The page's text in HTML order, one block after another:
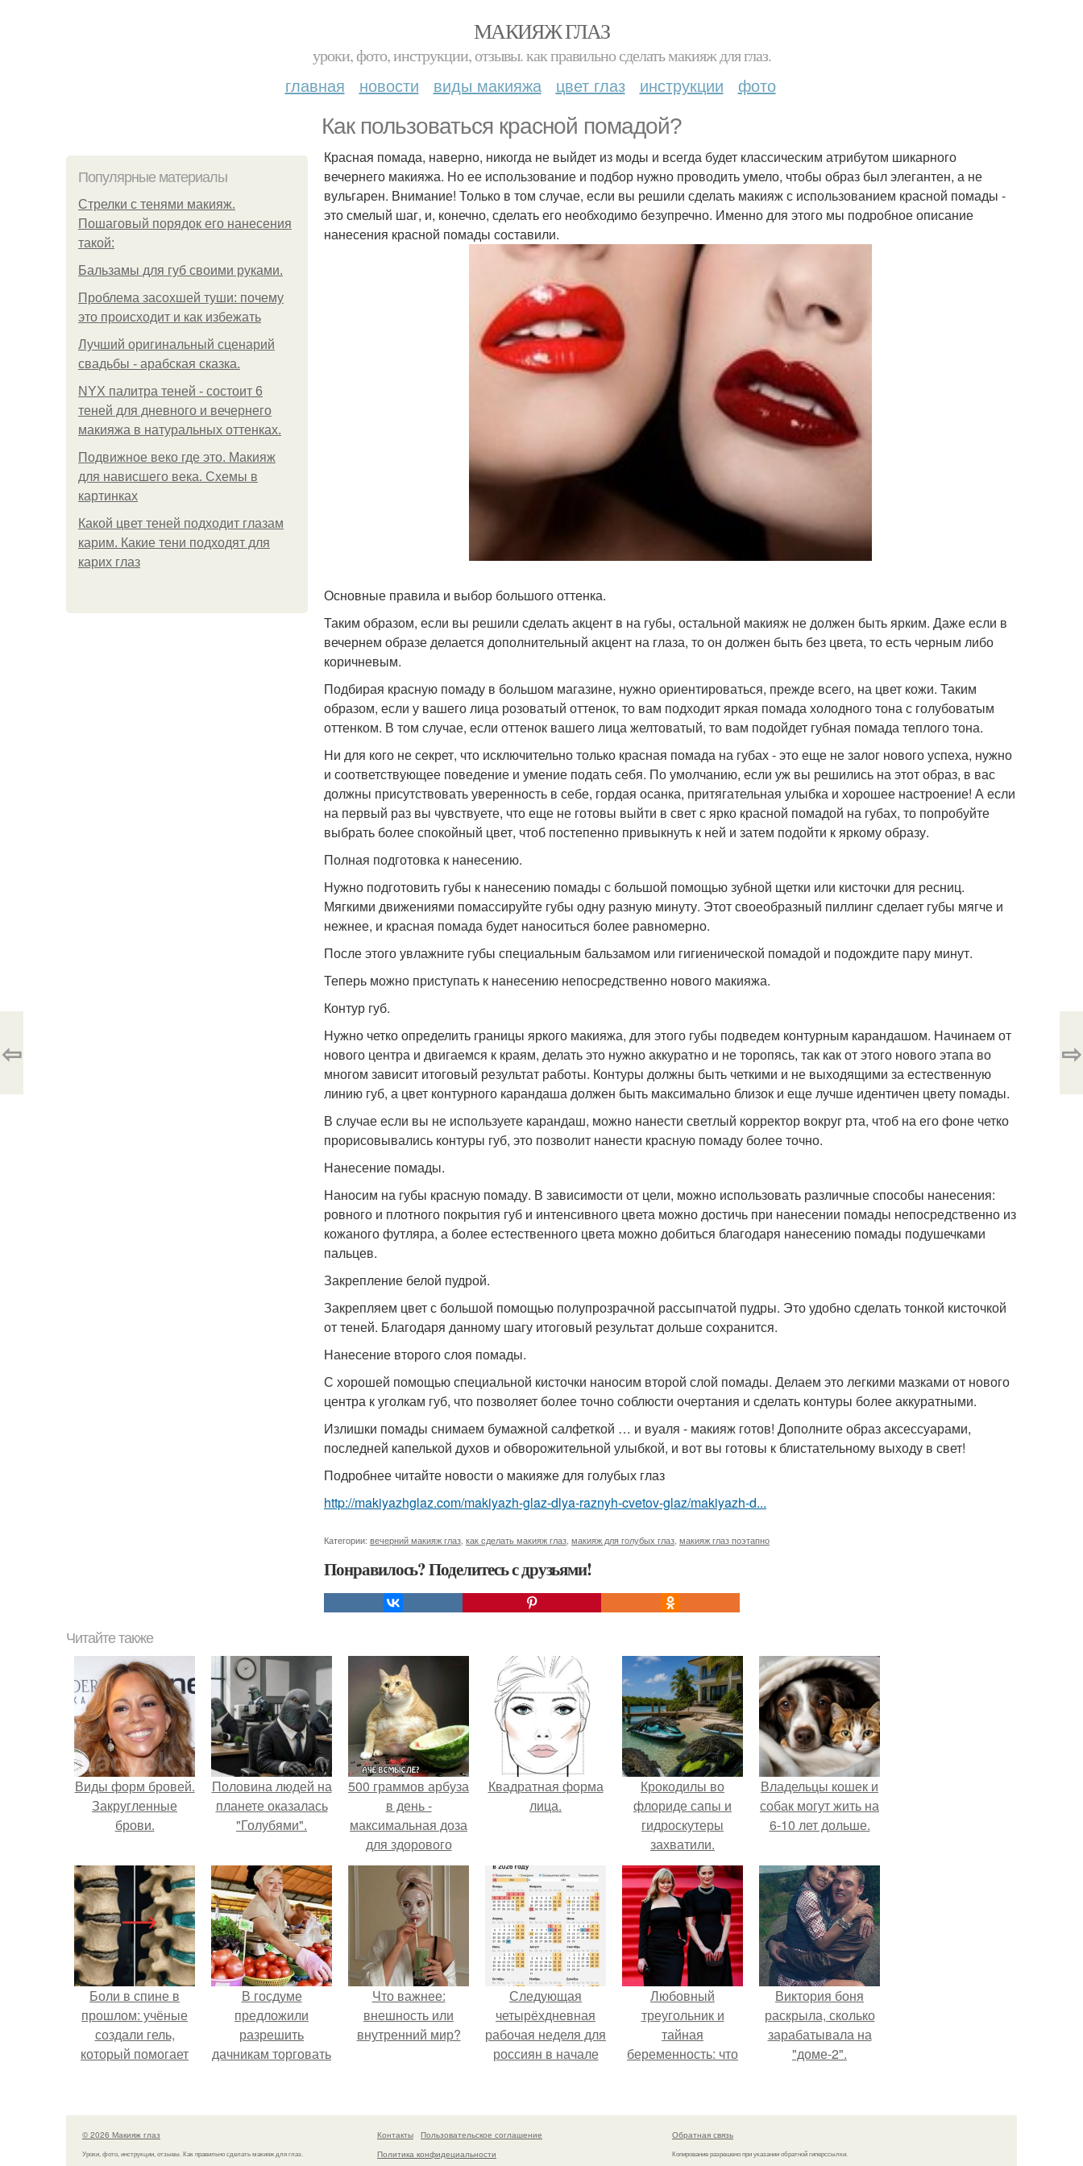
МАКИЯЖ ГЛАЗ
уроки, фото, инструкции, отзывы. как правильно сделать макияж для глаз.
главная новости виды макияжа цвет глаз инструкции фото
Как пользоваться красной помадой?
Популярные материалы
Стрелки с тенями макияж.
Пошаговый порядок его нанесения
такой:
Бальзамы для губ своими руками.
Проблема засохшей туши: почему
это происходит и как избежать
Лучший оригинальный сценарий
свадьбы - арабская сказка.
NYX палитра теней - состоит 6
теней для дневного и вечернего
макияжа в натуральных оттенках.
Подвижное веко где это. Макияж
для нависшего века. Схемы в
картинках
Какой цвет теней подходит глазам
карим. Какие тени подходят для
карих глаз
Красная помада, наверно, никогда не выйдет из моды и всегда будет классическим атрибутом шикарного
вечернего макияжа. Но ее использование и подбор нужно проводить умело, чтобы образ был элегантен, а не
вульгарен. Внимание! Только в том случае, если вы решили сделать макияж с использованием красной помады -
это смелый шаг, и, конечно, сделать его необходимо безупречно. Именно для этого мы подробное описание
нанесения красной помады составили.
Основные правила и выбор большого оттенка.
Таким образом, если вы решили сделать акцент в на губы, остальной макияж не должен быть ярким. Даже если в
вечернем образе делается дополнительный акцент на глаза, то он должен быть без цвета, то есть черным либо
коричневым.
Подбирая красную помаду в большом магазине, нужно ориентироваться, прежде всего, на цвет кожи. Таким
образом, если у вашего лица розоватый оттенок, то вам подходит яркая помада холодного тона с голубоватым
оттенком. В том случае, если оттенок вашего лица желтоватый, то вам подойдет губная помада теплого тона.
Ни для кого не секрет, что исключительно только красная помада на губах - это еще не залог нового успеха, нужно
и соответствующее поведение и умение подать себя. По умолчанию, если уж вы решились на этот образ, в вас
должны присутствовать уверенность в себе, гордая осанка, притягательная улыбка и хорошее настроение! А если
на первый раз вы чувствуете, что еще не готовы выйти в свет с ярко красной помадой на губах, то попробуйте
выбрать более спокойный цвет, чтоб постепенно привыкнуть к ней и затем подойти к яркому образу.
Полная подготовка к нанесению.
Нужно подготовить губы к нанесению помады с большой помощью зубной щетки или кисточки для ресниц.
Мягкими движениями помассируйте губы одну разную минуту. Этот своеобразный пиллинг сделает губы мягче и
нежнее, и красная помада будет наноситься более равномерно.
После этого увлажните губы специальным бальзамом или гигиенической помадой и подождите пару минут.
Теперь можно приступать к нанесению непосредственно нового макияжа.
Контур губ.
Нужно четко определить границы яркого макияжа, для этого губы подведем контурным карандашом. Начинаем от
нового центра и двигаемся к краям, делать это нужно аккуратно и не торопясь, так как от этого нового этапа во
многом зависит итоговый результат работы. Контуры должны быть четкими и не выходящими за естественную
линию губ, а цвет контурного карандаша должен быть максимально близок и еще лучше идентичен цвету помады.
В случае если вы не используете карандаш, можно нанести светлый корректор вокруг рта, чтоб на его фоне четко
прорисовывались контуры губ, это позволит нанести красную помаду более точно.
Нанесение помады.
Наносим на губы красную помаду. В зависимости от цели, можно использовать различные способы нанесения:
ровного и плотного покрытия губ и интенсивного цвета можно достичь при нанесении помады непосредственно из
кожаного футляра, а более естественного цвета можно добиться благодаря нанесению помады подушечками
пальцев.
Закрепление белой пудрой.
Закрепляем цвет с большой помощью полупрозрачной рассыпчатой пудры. Это удобно сделать тонкой кисточкой
от теней. Благодаря данному шагу итоговый результат дольше сохранится.
Нанесение второго слоя помады.
С хорошей помощью специальной кисточки наносим второй слой помады. Делаем это легкими мазками от нового
центра к уголкам губ, что позволяет более точно соблюсти очертания и сделать контуры более аккуратными.
Излишки помады снимаем бумажной салфеткой … и вуаля - макияж готов! Дополните образ аксессуарами,
последней капелькой духов и обворожительной улыбкой, и вот вы готовы к блистательному выходу в свет!
Подробнее читайте новости о макияже для голубых глаз
http://makiyazhglaz.com/makiyazh-glaz-dlya-raznyh-cvetov-glaz/makiyazh-d...
Категории: вечерний макияж глаз как сделать макияж глаз макияж для голубых глаз макияж глаз поэтапно
Понравилось? Поделитесь с друзьями!
⇦ ⇨
Читайте также
Виды форм бровей.
Закругленные
брови.
Половина людей на
планете оказалась
"Голубями".
500 граммов арбуза
в день -
максимальная доза
для здорового
взрослого,
предупредили
врачи.
Квадратная форма
лица.
Крокодилы во
флориде сапы и
гидроскутеры
захватили.
Владельцы кошек и
собак могут жить на
6-10 лет дольше.
Боли в спине в
прошлом: учёные
создали гель,
который помогает
диски.
В госдуме
предложили
разрешить
дачникам торговать
в людных местах.
Что важнее:
внешность или
внутренний мир?
Следующая
четырёхдневная
рабочая неделя для
россиян в начале
Любовный
треугольник и
тайная
беременность: что
Михалкова?
Виктория боня
раскрыла, сколько
зарабатывала на
"доме-2".
© 2026 Макияж глаз
Уроки, фото, инструкции, отзывы. Как правильно сделать макияж для глаз.
Контакты
Пользовательское соглашение
Политика конфидециальности
Обратная связь
Копирование разрешено при указании обратной гиперссылки.